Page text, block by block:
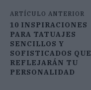
ARTÍCULO ANTERIOR
10 INSPIRACIONES
PARA TATUAJES
SENCILLOS Y
SOFISTICADOS QUE
REFLEJARÁN TU
PERSONALIDAD